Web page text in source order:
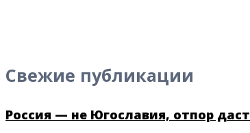
Свежие публикации
Россия — не Югославия, отпор даст